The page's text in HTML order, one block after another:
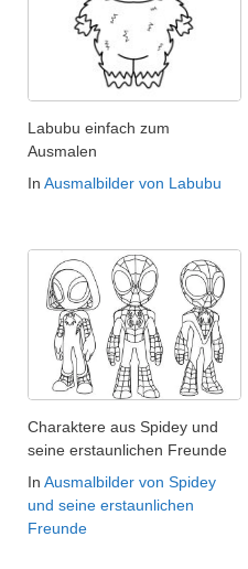
Labubu einfach zum
Ausmalen
In Ausmalbilder von Labubu
Charaktere aus Spidey und
seine erstaunlichen Freunde
In Ausmalbilder von Spidey
und seine erstaunlichen
Freunde